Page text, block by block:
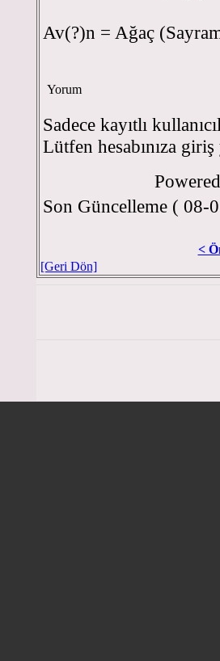
Av(?)n = Ağaç
Yorum
Sadece kayıtlı
Lütfen hesabınıza
Son Güncelleme ( 08-
<
[Geri Dön]